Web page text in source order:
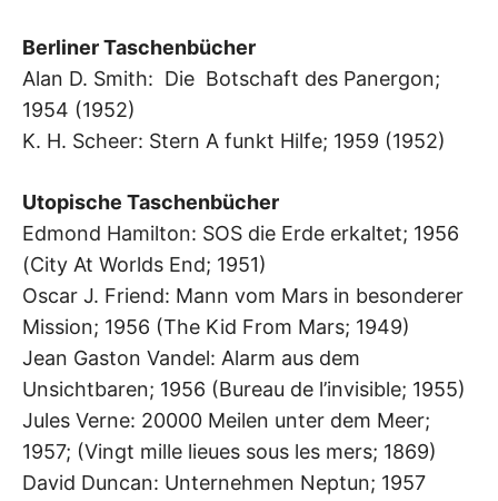
Berliner Taschenbücher
Alan D. Smith: Die Botschaft des Panergon;
1954 (1952)
K. H. Scheer: Stern A funkt Hilfe; 1959 (1952)
Utopische Taschenbücher
Edmond Hamilton: SOS die Erde erkaltet; 1956
(City At Worlds End; 1951)
Oscar J. Friend: Mann vom Mars in besonderer
Mission; 1956 (The Kid From Mars; 1949)
Jean Gaston Vandel: Alarm aus dem
Unsichtbaren; 1956 (Bureau de l’invisible; 1955)
Jules Verne: 20000 Meilen unter dem Meer;
1957; (Vingt mille lieues sous les mers; 1869)
David Duncan: Unternehmen Neptun; 1957